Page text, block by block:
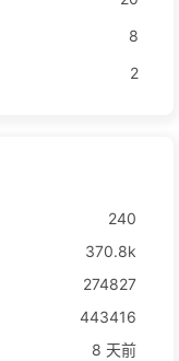
8
2
240
370.8k
274827
443416
8 天前